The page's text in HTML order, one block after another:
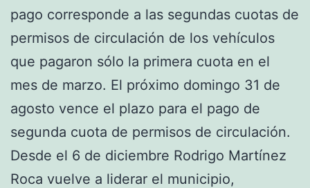
pago corresponde a las segundas cuotas de
permisos de circulación de los vehículos
que pagaron sólo la primera cuota en el
mes de marzo. El próximo domingo 31 de
agosto vence el plazo para el pago de
segunda cuota de permisos de circulación.
Desde el 6 de diciembre Rodrigo Martínez
Roca vuelve a liderar el municipio,